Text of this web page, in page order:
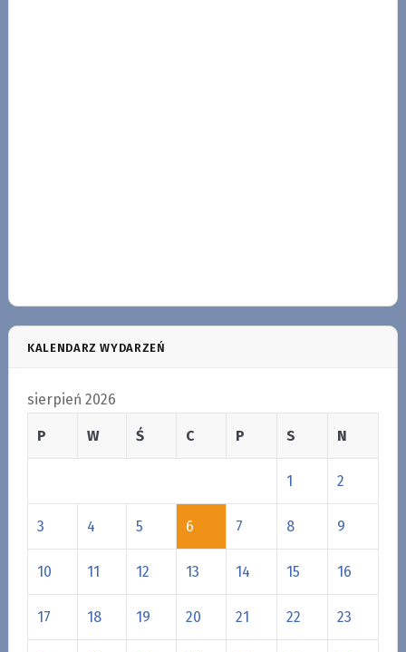
KALENDARZ WYDARZEŃ
sierpień 2026
P W Ś C P S N
1 2
3 4 5 6 7 8 9
10 11 12 13 14 15 16
17 18 19 20 21 22 23